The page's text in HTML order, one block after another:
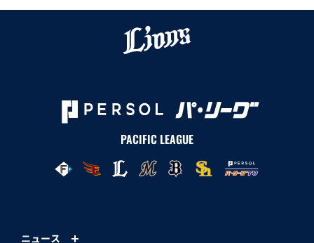
PACIFIC LEAGUE
ニュース